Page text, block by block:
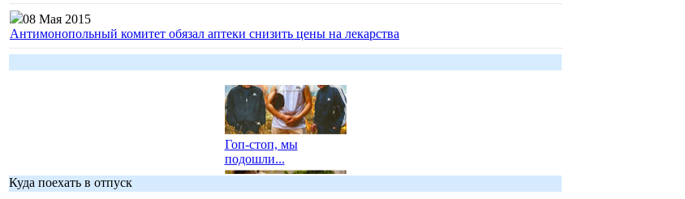
08 Мая 2015
Антимонопольный комитет обязал аптеки снизить цены на лекарства
Гоп-стоп, мы
подошли...
Куда поехать в отпуск